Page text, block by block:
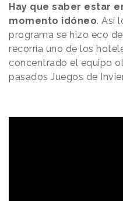
Hay que saber estar
momento idóneo. Así
programa se hizo eco
recorría uno de los
concentrado el equipo
pasados Juegos de